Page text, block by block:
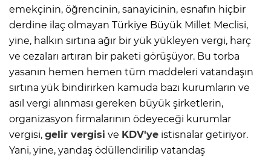
emekçinin, öğrencinin, sanayicinin, esnafın hiçbir
derdine ilaç olmayan Türkiye Büyük Millet Meclisi,
yine, halkın sırtına ağır bir yük yükleyen vergi, harç
ve cezaları artıran bir paketi görüşüyor. Bu torba
yasanın hemen hemen tüm maddeleri vatandaşın
sırtına yük bindirirken kamuda bazı kurumların ve
asıl vergi alınması gereken büyük şirketlerin,
organizasyon firmalarının ödeyeceği kurumlar
vergisi, gelir vergisi ve KDV'ye istisnalar getiriyor.
Yani, yine, yandaş ödüllendirilip vatandaş